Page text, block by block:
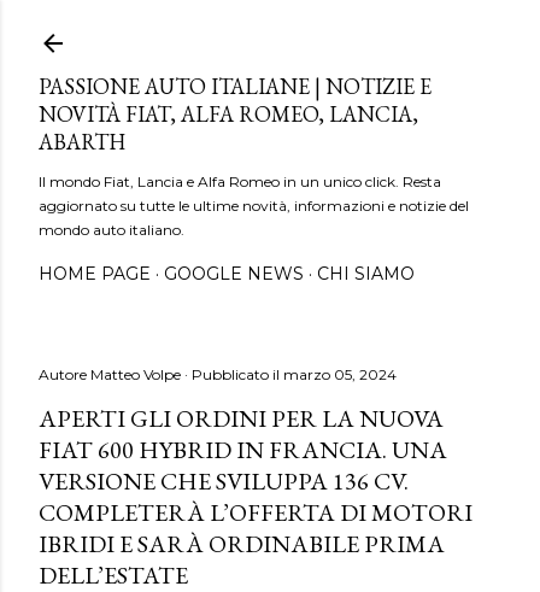
PASSIONE AUTO ITALIANE | NOTIZIE E
NOVITÀ FIAT, ALFA ROMEO, LANCIA,
ABARTH
Il mondo Fiat, Lancia e Alfa Romeo in un unico click. Resta
aggiornato su tutte le ultime novità, informazioni e notizie del
mondo auto italiano.
HOME PAGE GOOGLE NEWS CHI SIAMO
Autore Matteo Volpe Pubblicato il marzo 05, 2024
APERTI GLI ORDINI PER LA NUOVA
FIAT 600 HYBRID IN FRANCIA. UNA
VERSIONE CHE SVILUPPA 136 CV.
COMPLETERÀ L’OFFERTA DI MOTORI
IBRIDI E SARÀ ORDINABILE PRIMA
DELL’ESTATE